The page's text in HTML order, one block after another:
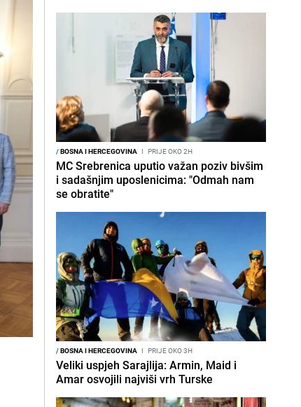
/BOSNA I HERCEGOVINA I PRIJE OKO 2H
MC Srebrenica uputio važan poziv bivšim
i sadašnjim uposlenicima: "Odmah nam
se obratite"
/BOSNA I HERCEGOVINA I PRIJE OKO 3H
Veliki uspjeh Sarajlija: Armin, Maid i
Amar osvojili najviši vrh Turske